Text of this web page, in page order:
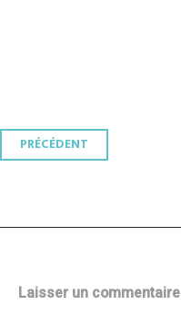
Navigation
PRÉCÉDENT
Laisser un commentaire